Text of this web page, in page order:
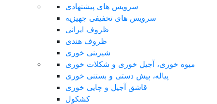
سرویس های پیشنهادی
سرویس های تخفیفی جهیزیه
ظروف ایرانی
ظروف هندی
شیرینی خوری
میوه خوری، آجیل خوری و شکلات خوری
پیاله، پیش دستی و بستنی خوری
قاشق آجیل و چایی خوری
کشکول